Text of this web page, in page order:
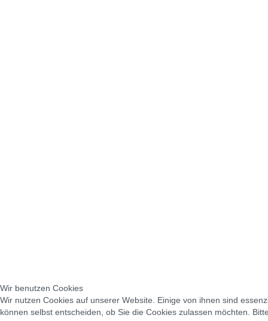
Wir benutzen Cookies
Wir nutzen Cookies auf unserer Website. Einige von ihnen sind
können selbst entscheiden, ob Sie die Cookies zulassen möchten.